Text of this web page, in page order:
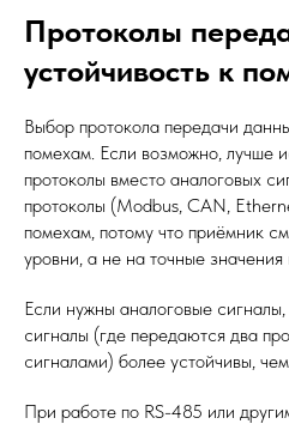
Протоколы
устойчивость к
Выбор протокола передачи
помехам. Если возможно, лучше
протоколы вместо аналоговых
протоколы (Modbus, CAN,
помехам, потому что приёмник
уровни, а не на точные
Если нужны аналоговые
сигналы (где передаются два
сигналами) более устойчивы,
При работе по RS-485 или